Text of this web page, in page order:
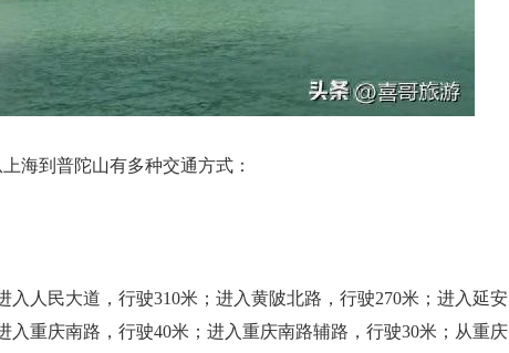
海到普陀山有多种交通方式：
入人民大道，行驶310米；进入黄陂北路，行驶270米；进入延安
入重庆南路，行驶40米；进入重庆南路辅路，行驶30米；从重庆